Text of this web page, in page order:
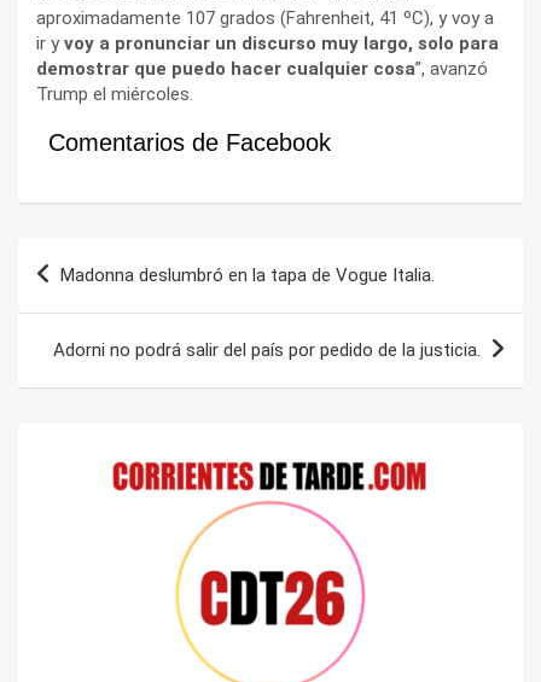
aproximadamente 107 grados (Fahrenheit, 41 ºC), y voy a
ir yvoy a pronunciar un discurso muy largo, solo para
demostrar que puedo hacer cualquier cosa”, avanzó
Trump el miércoles.
Comentarios de Facebook
Navegación
Madonna deslumbró en la tapa de Vogue Italia.
Adorni no podrá salir del país por pedido de la justicia.